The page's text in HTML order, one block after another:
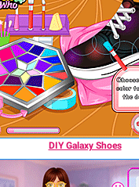
DIY Galaxy Shoes